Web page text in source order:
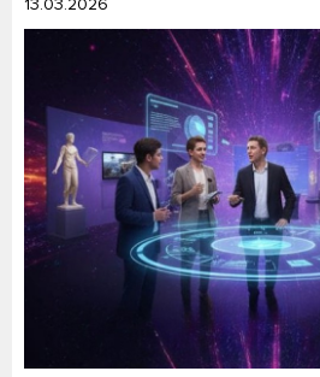
13.03.2026